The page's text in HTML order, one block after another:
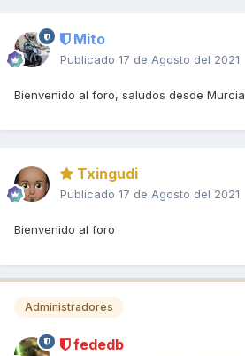
Mito
Publicado 17 de Agosto del 2021
Bienvenido al foro, saludos desde Murcia
Txingudi
Publicado 17 de Agosto del 2021
Bienvenido al foro
Administradores
fededb